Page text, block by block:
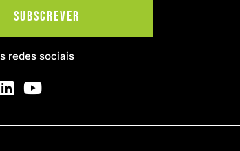
Subscrever
redes sociais